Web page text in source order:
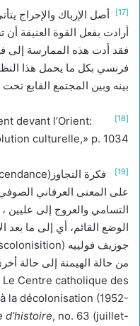
[17]
أصل الإرباك والإحراج
أرادت بفعل القوة العنيفة أن
فقد أدت هذه الممارسة
فرنسي بكل ما يحمل هذا
بينه وبين المجتمع القابع تحت
[18]
devant l’Orient:
culturelle,» p. 1034.
[19]
على المعنى العرفاني
التسامي والعروج إلى عليين
الوضع القائم، أي إلى ما بعد
Centre catholique des
la décolonisation (1952-
d’histoire, no. 63 (juillet-